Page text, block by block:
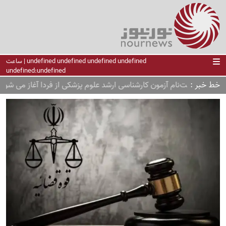
undefined undefined undefined undefined | ساعت
undefined:undefined
خط خبر جزئیات آزمون کارشناسی ارشد علوم پزشکی از فردا آغاز می شود